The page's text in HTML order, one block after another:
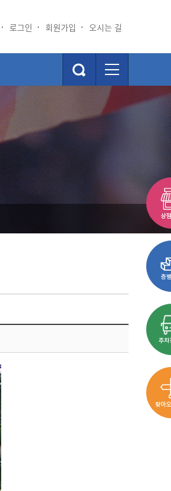
로그인 회원가입 오시는 길
부산자유시장 소개
시장소개
BI 및 캐릭터소개
찾아오시는길